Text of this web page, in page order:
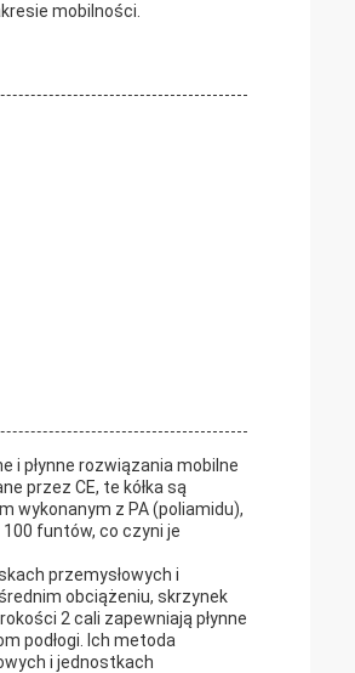
mobilności.
i płynne rozwiązania mobilne
przez CE, te kółka są
wykonanym z PA (poliamidu),
100 funtów, co czyni je
przemysłowych i
obciążeniu, skrzynek
2 cali zapewniają płynne
podłogi. Ich metoda
i jednostkach